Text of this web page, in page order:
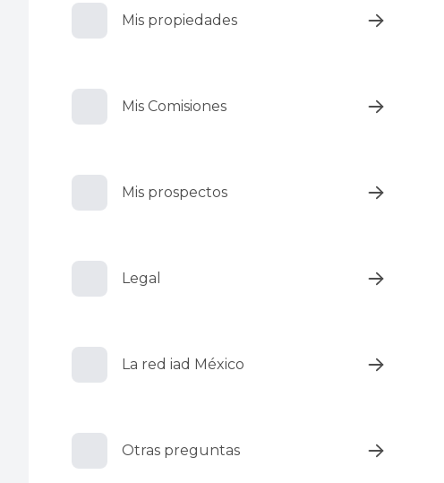
Mis propiedades
Mis Comisiones
Mis prospectos
Legal
La red iad México
Otras preguntas